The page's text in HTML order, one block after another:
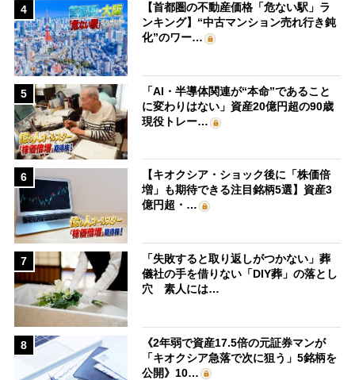
4
【首都圏の不動産価格「危ない駅」ラ
ンキング】“中古マンション売れ行き鈍
化”のワー…
5
「AI・半導体関連が“本命”であること
に変わりはない」資産20億円超の90歳
現役トレー…
6
【キオクシア・ショック後に「株価倍
増」も期待できる注目銘柄5選】資産3
億円超・…
7
「失敗すると取り返しがつかない」葬
儀社の手を借りない「DIY葬」の落とし
穴 素人には…
8
《2年弱で資産17.5倍の元証券マンが
「キオクシア急落で次に狙う」5銘柄を
公開》10…